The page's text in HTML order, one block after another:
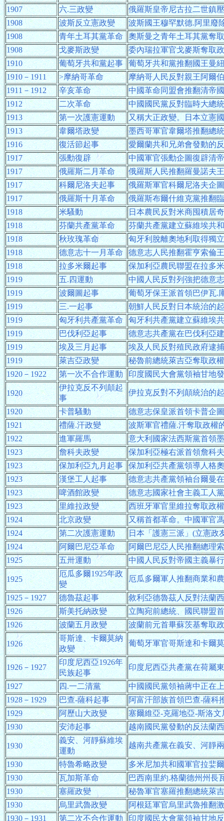
1907
六.三政變
俄羅斯皇帝尼古拉二世鎮
1908
波斯反立憲政變
波斯國王穆罕默德.阿里廢
1908
青年土耳其黨革命
奧斯曼之青年土耳其黨奪
1908
戈麥斯政變
委內瑞拉軍官戈麥斯奪取
1910
葡萄牙共和黨起事
葡萄牙共和黨推翻國王曼
1910－1911
>摩納哥革命
摩納哥人民反對親王阿爾
1911－1912
辛亥革命
中國革命同盟會推翻清帝
1912
二次革命
中國國民黨反對臨時大總
1913
第一次護憲運動
又稱大正政變。日本立憲
1913
韋爾塔政變
墨西哥軍官韋爾塔推翻總
1916
復活節起事
愛爾蘭共和兄弟會發動的
1917
張勳復辟
中國軍官張勳企圖復辟清
1917
俄羅斯二月革命
俄羅斯人民推翻羅曼諾夫
1917
科爾尼洛夫起事
俄羅斯軍官科爾尼洛夫企
1917
俄羅斯十月革命
俄羅斯布爾什維克黨推翻
1918
米騷動
日本農民反對米商囤積居
1918
芬蘭共產黨革命
芬蘭共產黨建立蘇維埃共
1918
秋玫瑰革命
匈牙利脫離奧地利取得獨
1918
德意志十一月革命
德意志人民推翻霍亨索倫
1918
拉多米爾起事
保加利亞農民聯盟在拉多
1919
五.四運動
中國人民反對列強把德意
1919
波爾圖起事
葡萄牙保王派首領巴伊瓦.
1919
三.一起事
朝鮮人民反對日本統治的
1919
匈牙利共產黨革命
匈牙利共產黨建立蘇維埃
1919
巴伐利亞起事
德意志共產黨在巴伐利亞
1919
埃及三月起事
埃及人民反對殖民政府逮
1919
萊吉亞政變
秘魯前總統萊吉亞奪取政
1920－1922
第一次不合作運動 印度國民大會黨領袖甘地
1920
伊拉克反不列顛起
事
伊拉克反對不列顛統治的
1920 卡普騷動
德意志保皇派首領卡普企
1921
禮薩.汗政變
波斯軍官禮薩.汗奪取政權
1922
進軍羅馬
意大利國家法西斯黨首領
1923
詹科夫政變
保加利亞極右派首領詹科
1923
保加利亞九月起事
保加利亞共產黨領導人格
1923
漢堡工人起事
德意志共產黨領袖台爾曼
1923
啤酒館政變
德意志國家社會主義工人
1923
里維拉政變
西班牙軍官里維拉奪取政
1924
北京政變
又稱首都革命。中國軍官
1924
第二次護憲運動
日本「護憲三派」(立憲政
1924
阿爾巴尼亞革命
阿爾巴尼亞人民推翻總理
1925
五卅運動 中國人民反對帝國主義暴
1925
厄瓜多爾1925年政
變
厄瓜多爾軍人推翻商業和
1925－1927 德魯茲起事
敘利亞德魯茲人反對法蘭
1926
斯美托納政變
立陶宛前總統、國民聯盟
1926
波蘭五月政變 波蘭前元首畢蘇茨基奪取
1926
哥斯達、卡爾莫納
政變
葡萄牙軍官哥斯達和卡爾
1926－1927
印度尼西亞1926年
民族起事
印度尼西亞共產黨在荷屬
1927 四.一二清黨
中國國民黨領袖蔣中正在
1928－1929
巴查-薩科起事
阿富汗部族首領巴查-薩科
1929
阿歷山大政變
塞爾維亞-克羅地亞-斯洛
1930
安沛起事 越南國民黨發動的反法蘭
1930
義安、河靜蘇維埃
運動
越南共產黨在義安、河靜
1930 特魯希略政變
多米尼加共和國軍官拉婓
1930
瓦加斯革命
巴西南里約.格蘭德州州長
1930
塞羅政變
秘魯軍官塞羅推翻總統萊
1930
烏里武魯政變
阿根廷軍官烏里武魯推翻
1930－1931
第二次不合作運動 印度國民大會黨領袖甘地